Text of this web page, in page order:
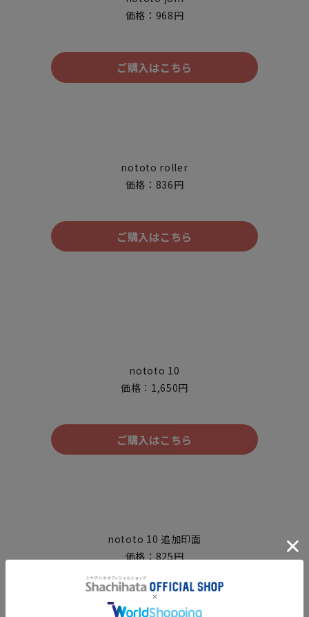
価格：968円
ご購入はこちら
nototo roller
価格：836円
ご購入はこちら
nototo 10
価格：1,650円
ご購入はこちら
nototo 10 追加印面
価格：825円
ご購入はこちら